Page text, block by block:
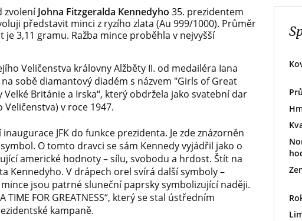
zvoleníJohna Fitzgeralda Kennedyho 35. prezidentem
představit minci z ryzího zlata (Au 999/1000). Průměr
3,11 gramu. Ražba mince proběhla v nejvyšší
Veličenstva královny Alžběty II. od medailéra Iana
sobě diamantový diadém s názvem "Girls of Great
Velké Británie a Irska“, který obdržela jako svatební dar
v roce 1947.
JFK do funkce prezidenta. Je zde znázorněn
O tomto dravci se sám Kennedy vyjádřil jako o
americké hodnoty – sílu, svobodu a hrdost. Štít na
Kennedyho. V drápech orel svírá další symboly –
jsou patrné sluneční paprsky symbolizující naději.
FOR GREATNESS“, který se stal ústředním
kampaně.